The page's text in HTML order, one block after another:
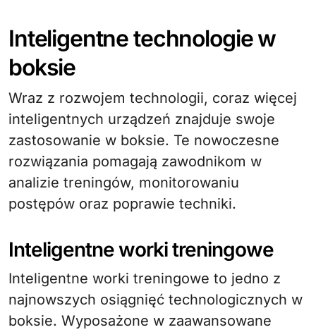
Inteligentne technologie w
boksie
Wraz z rozwojem technologii, coraz więcej
inteligentnych urządzeń znajduje swoje
zastosowanie w boksie. Te nowoczesne
rozwiązania pomagają zawodnikom w
analizie treningów, monitorowaniu
postępów oraz poprawie techniki.
Inteligentne worki treningowe
Inteligentne worki treningowe to jedno z
najnowszych osiągnięć technologicznych w
boksie. Wyposażone w zaawansowane